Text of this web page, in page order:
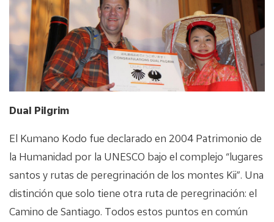
Dual Pilgrim
El Kumano Kodo fue declarado en 2004 Patrimonio de
la Humanidad por la UNESCO bajo el complejo “lugares
santos y rutas de peregrinación de los montes Kii”. Una
distinción que solo tiene otra ruta de peregrinación: el
Camino de Santiago. Todos estos puntos en común